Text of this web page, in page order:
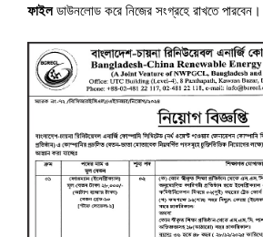
ফাইলডাউনলোড করে নিজের সংগ্রহে রাখতে পারবেন।